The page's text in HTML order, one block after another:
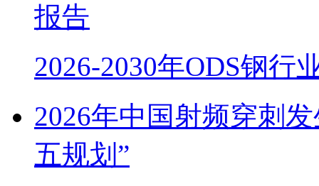
报告
2026-2030年ODS钢行
2026年中国射频穿刺
五规划”